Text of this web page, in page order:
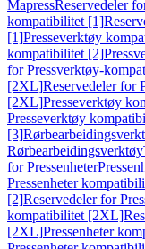
MapressReservedeler
kompatibilitet [1]
[1]Presseverktøy
kompatibilitet [2]
for Pressverktøy-
[2XL]Reservedeler for
[2XL]Presseverktøy
Presseverktøy
[3]
Rørbearbeidingsverktøy
for Pressenheter
Pressenheter
[2]Reservedeler for
kompatibilitet [2XL]
[2XL]Pressenheter